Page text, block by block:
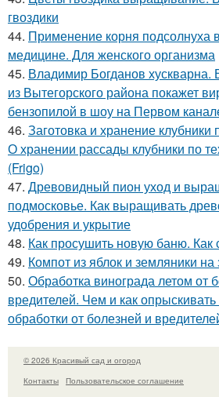
гвоздики
44. Применение корня подсолнуха
медицине. Для женского организма
45. Владимир Богданов хускварна.
из Вытегорского района покажет
бензопилой в шоу на Первом
46. Заготовка и хранение клубники
О хранении рассады клубники по
(Frigo)
47. Древовидный пион уход и
подмосковье. Как выращивать
удобрения и укрытие
48. Как просушить новую баню. Как
49. Компот из яблок и земляники
50. Обработка винограда летом от
вредителей. Чем и как
обработки от болезней и
© 2026 Красивый сад и огород
Контакты
Пользовательское соглашение